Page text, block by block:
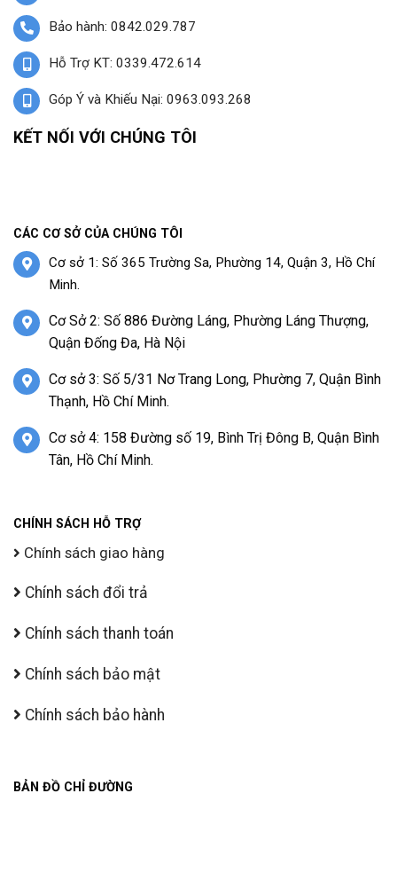
Bảo hành: 0842.029.787
Hỗ Trợ KT: 0339.472.614
Góp Ý và Khiếu Nại: 0963.093.268
KẾT NỐI VỚI CHÚNG TÔI
CÁC CƠ SỞ CỦA CHÚNG TÔI
Cơ sở 1: Số 365 Trường Sa, Phường 14, Quận 3, Hồ Chí
Minh.
Cơ Sở 2: Số 886 Đường Láng, Phường Láng Thượng,
Quận Đống Đa, Hà Nội
Cơ sở 3: Số 5/31 Nơ Trang Long, Phường 7, Quận Bình
Thạnh, Hồ Chí Minh.
Cơ sở 4: 158 Đường số 19, Bình Trị Đông B, Quận Bình
Tân, Hồ Chí Minh.
CHÍNH SÁCH HỖ TRỢ
Chính sách giao hàng
Chính sách đổi trả
Chính sách thanh toán
Chính sách bảo mật
Chính sách bảo hành
BẢN ĐỒ CHỈ ĐƯỜNG